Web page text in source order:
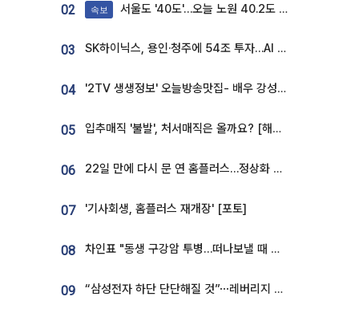
02 속보 서울도 '40도'…오늘 노원 40.2도 기록
03 SK하이닉스, 용인·청주에 54조 투자…AI 메모리 생산기지 키운다
04 '2TV 생생정보' 오늘방송맛집- 배우 강성진 단골! 쌀국수ㆍ푸팟퐁 커리 맛집 '블○○○'
05 입추매직 '불발', 처서매직은 올까요? [해시태그]
06 22일 만에 다시 문 연 홈플러스…정상화 바쁜데 재고 없어 ‘발동동’[가보니]
07 '기사회생, 홈플러스 재개장' [포토]
08 차인표 "동생 구강암 투병…떠나보낼 때 가장 힘들었다”
09 “삼성전자 하단 단단해질 것”⋯레버리지 규제에 쏠림 완화 [찐코노미]